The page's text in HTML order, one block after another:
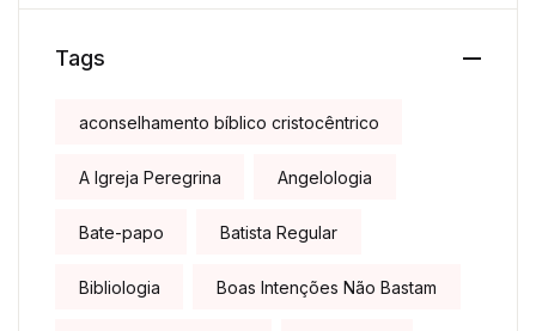
Tags
aconselhamento bíblico cristocêntrico
A Igreja Peregrina Angelologia
Bate-papo Batista Regular
Bibliologia Boas Intenções Não Bastam